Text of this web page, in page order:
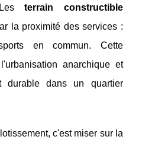
Lesterrain constructible
la proximité des services :
en commun. Cette
anarchique et
durable dans un quartier
c'est miser sur la